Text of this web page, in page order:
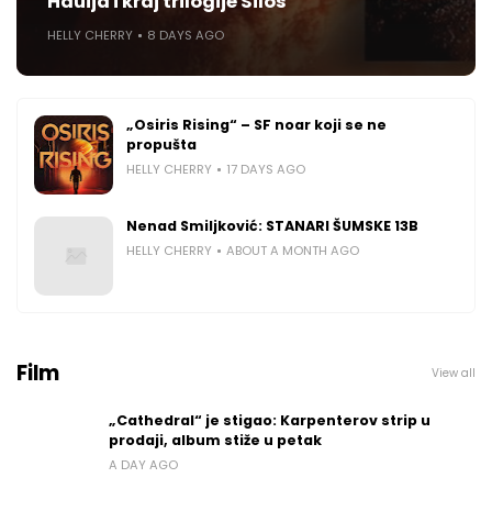
HELLY CHERRY 8 DAYS AGO
„Osiris Rising“ – SF noar koji se ne
propušta
HELLY CHERRY 17 DAYS AGO
Nenad Smiljković: STANARI ŠUMSKE 13B
HELLY CHERRY ABOUT A MONTH AGO
Film View all
„Cathedral“ je stigao: Karpenterov strip u
prodaji, album stiže u petak
A DAY AGO